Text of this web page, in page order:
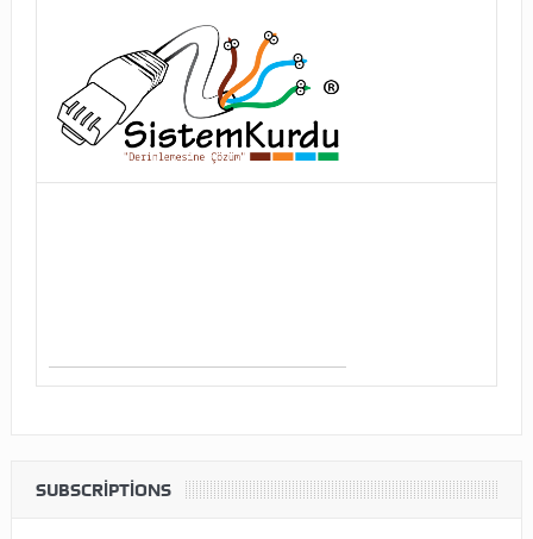
SUBSCRIPTIONS